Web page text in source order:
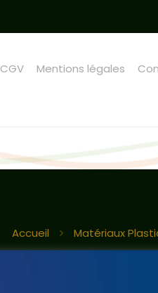
CGV Mentions légales
Accueil Matériaux